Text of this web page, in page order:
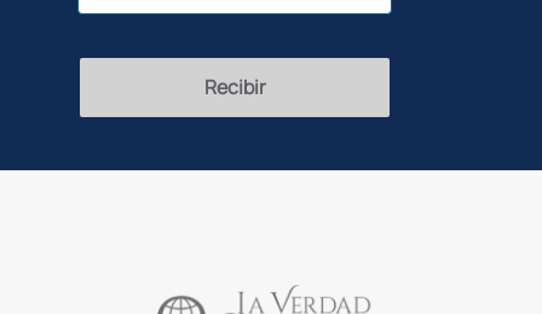
Recibir